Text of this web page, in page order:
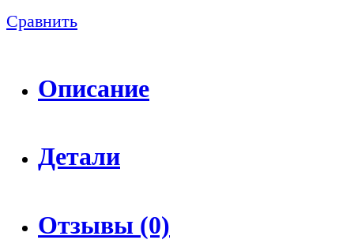
Сравнить
Описание
Детали
Отзывы (0)